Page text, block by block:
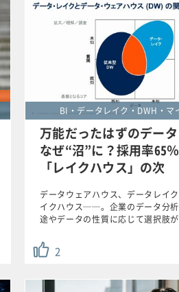
BI・データレイク・DWH・マ
万能だったはずのデー
なぜ“沼”に？採用率65
「レイクハウス」の次
2
データウェアハウス、データレイ
イクハウス──。企業のデータ分
途やデータの性質に応じて選択肢